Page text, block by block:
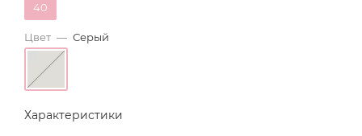
40
Цвет — Серый
Характеристики